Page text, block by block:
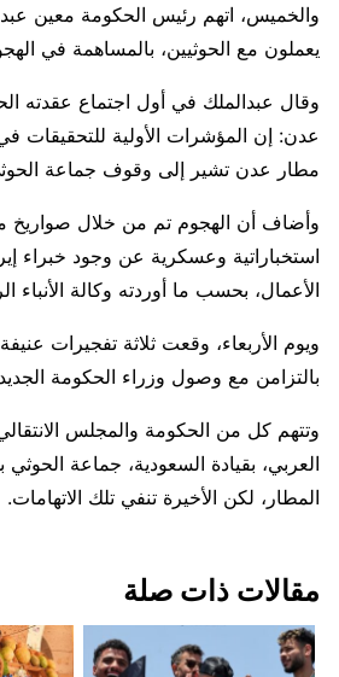
والخميس، اتهم رئيس الحكومة معين
يعملون مع الحوثيين، بالمساهمة في
وقال عبدالملك في أول اجتماع عقدته
عدن: إن المؤشرات الأولية للتحقيقات
مطار عدن تشير إلى وقوف جماعة الحوثي
وأضاف أن الهجوم تم من خلال صواريخ
استخباراتية وعسكرية عن وجود خبراء
الأعمال، بحسب ما أوردته وكالة الأنباء
ويوم الأربعاء، وقعت ثلاثة تفجيرات
بالتزامن مع وصول وزراء الحكومة
وتتهم كل من الحكومة والمجلس
العربي، بقيادة السعودية، جماعة
المطار، لكن الأخيرة تنفي تلك الاتهامات.
مقالات ذات صلة